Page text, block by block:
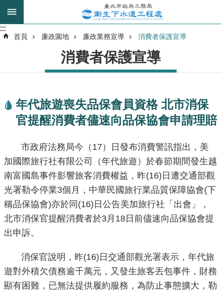
跳到主要內容區塊
進
我
的
分
是
公
告
訊
息
介
紹
:::
:::
首頁 廉政園地 廉政業務宣導 消費者保護宣導
消費者保護宣導
年代旅遊喪失品保會員資格 北市消保
官提醒消費者儘速向品保協會申請理賠
市政府法務局今（17）日發布消費警訊指出，美
加國際旅行社有限公司（年代旅遊）於春節期間發生越
南富國島事件影響旅客消費權益，昨(16)日遭交通部觀
光署勒令停業3個月，中華民國旅行業品質保障協會(下
稱品保協會)亦於同(16)日公告美加旅行社「出會」，
北市消保官提醒消費者於3月18日前儘速向品保協會提
出申訴。
消保官說明，昨(16)日交通部觀光署表示，年代旅
遊對外積欠債務逾千萬元，又發生旅客丟包事件，財務
顯有困難，已無法提供履約服務，為防止事態擴大，勒